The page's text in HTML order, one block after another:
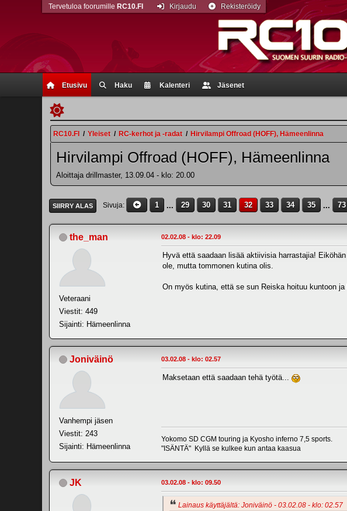
Etusivu Haku Kalenteri Jäsenet
Tervetuloa foorumille RC10.FI Kirjaudu Rekisteröidy
RC10.FI / Yleiset / RC-kerhot ja -radat / Hirvilampi Offroad (HOFF), Hämeenlinna
Hirvilampi Offroad (HOFF), Hämeenlinna
Aloittaja drillmaster, 13.09.04 - klo: 20.00
SIIRRY ALAS Sivuja 1 ... 29 30 31 32 33 34 35 ... 73
the_man
Veteraani
Viestit: 449
Sijainti: Hämeenlinna
02.02.08 - klo: 22.09
Hyvä että saadaan lisää aktiivisia harrastajia!
ole, mutta tommonen kutina olis.
On myös kutina, että se sun Reiska hoituu kuntoon
Joniväinö
Vanhempi jäsen
Viestit: 243
Sijainti: Hämeenlinna
03.02.08 - klo: 02.57
Maksetaan että saadaan tehä työtä...
Yokomo SD CGM touring ja Kyosho inferno 7,5 sports.
"ISÄNTÄ" Kyllä se kulkee kun antaa kaasua
JK 03.02.08 - klo: 09.50
Lainaus käyttäjältä: Joniväinö - 03.02.08 - klo: 02.57